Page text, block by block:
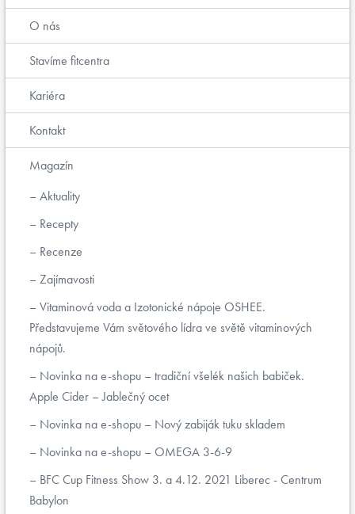
O nás
Stavíme fitcentra
Kariéra
Kontakt
Magazín
Aktuality
Recepty
Recenze
Zajímavosti
Vitaminová voda a Izotonické nápoje OSHEE.
Představujeme Vám světového lídra ve světě vitaminových
nápojů.
Novinka na e-shopu – tradiční všelék našich babiček.
Apple Cider – Jablečný ocet
Novinka na e-shopu – Nový zabiják tuku skladem
Novinka na e-shopu – OMEGA 3-6-9
BFC Cup Fitness Show 3. a 4.12. 2021 Liberec - Centrum
Babylon